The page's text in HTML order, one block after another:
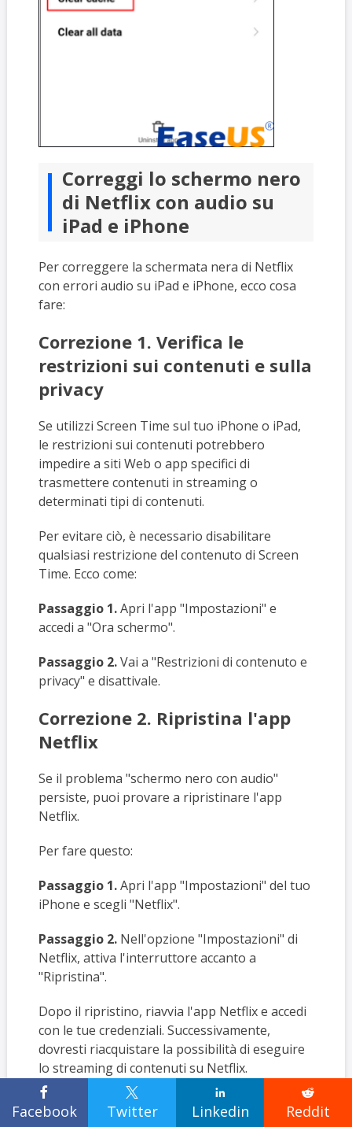

Facebook

Twitter

Linkedin

Reddit
Correggi lo schermo nero
di Netflix con audio su
iPad e iPhone
Per correggere la schermata nera di Netflix
con errori audio su iPad e iPhone, ecco cosa
fare:
Correzione 1. Verifica le
restrizioni sui contenuti e sulla
privacy
Se utilizzi Screen Time sul tuo iPhone o iPad,
le restrizioni sui contenuti potrebbero
impedire a siti Web o app specifici di
trasmettere contenuti in streaming o
determinati tipi di contenuti.
Per evitare ciò, è necessario disabilitare
qualsiasi restrizione del contenuto di Screen
Time. Ecco come:
Passaggio 1.Apri l'app "Impostazioni" e
accedi a "Ora schermo".
Passaggio 2.Vai a "Restrizioni di contenuto e
privacy" e disattivale.
Correzione 2. Ripristina l'app
Netflix
Se il problema "schermo nero con audio"
persiste, puoi provare a ripristinare l'app
Netflix.
Per fare questo:
Passaggio 1.Apri l'app "Impostazioni" del tuo
iPhone e scegli "Netflix".
Passaggio 2.Nell'opzione "Impostazioni" di
Netflix, attiva l'interruttore accanto a
"Ripristina".
Dopo il ripristino, riavvia l'app Netflix e accedi
con le tue credenziali. Successivamente,
dovresti riacquistare la possibilità di eseguire
lo streaming di contenuti su Netflix.
Suggerimenti bonus: